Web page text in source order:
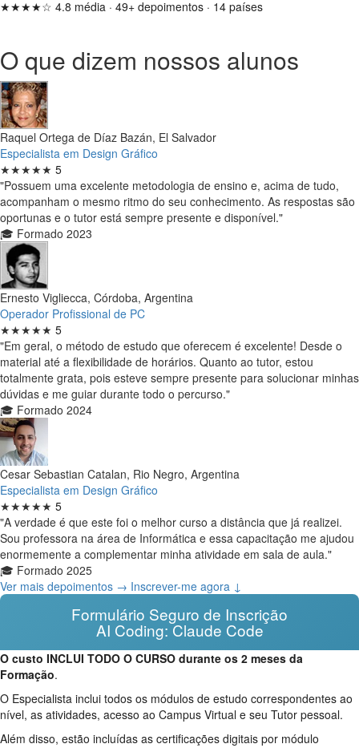
★★★★☆ 4.8 média · 49+ depoimentos · 14 países
O que dizem nossos alunos
Raquel Ortega de Díaz Bazán, El Salvador
Especialista em Design Gráfico
★★★★★ 5
"Possuem uma excelente metodologia de ensino e, acima de tudo,
acompanham o mesmo ritmo do seu conhecimento. As respostas são
oportunas e o tutor está sempre presente e disponível."
🎓 Formado 2023
Ernesto Vigliecca, Córdoba, Argentina
Operador Profissional de PC
★★★★★ 5
"Em geral, o método de estudo que oferecem é excelente! Desde o
material até a flexibilidade de horários. Quanto ao tutor, estou
totalmente grata, pois esteve sempre presente para solucionar minhas
dúvidas e me guiar durante todo o percurso."
🎓 Formado 2024
Cesar Sebastian Catalan, Rio Negro, Argentina
Especialista em Design Gráfico
★★★★★ 5
"A verdade é que este foi o melhor curso a distância que já realizei.
Sou professora na área de Informática e essa capacitação me ajudou
enormemente a complementar minha atividade em sala de aula."
🎓 Formado 2025
Ver mais depoimentos → Inscrever-me agora ↓
Formulário Seguro de Inscrição
AI Coding: Claude Code
O custo INCLUI TODO O CURSO durante os 2 meses da
Formação.
O Especialista inclui todos os módulos de estudo correspondentes ao
nível, as atividades, acesso ao Campus Virtual e seu Tutor pessoal.
Além disso, estão incluídas as certificações digitais por módulo